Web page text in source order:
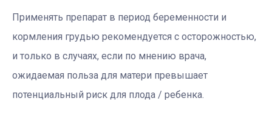
Применять препарат в период беременности и
кормления грудью рекомендуется с осторожностью,
и только в случаях, если по мнению врача,
ожидаемая польза для матери превышает
потенциальный риск для плода / ребенка.